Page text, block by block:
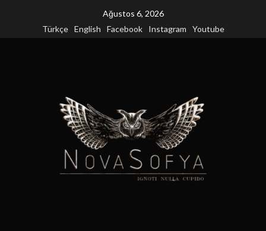
Ağustos 6, 2026
Türkçe
English Facebook Instagram Youtube